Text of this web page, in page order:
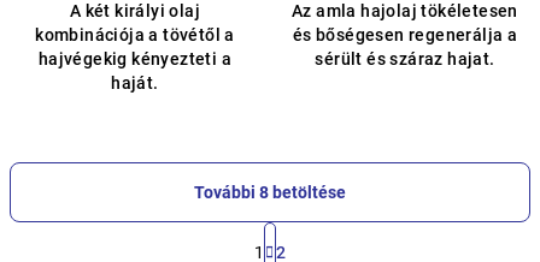
A két királyi olaj
kombinációja a tövétől a
hajvégekig kényezteti a
haját.
ből
5,0
csillag.
Az amla hajolaj tökéletesen
és bőségesen regenerálja a
sérült és száraz hajat.
További 8 betöltése
L
a
1 2